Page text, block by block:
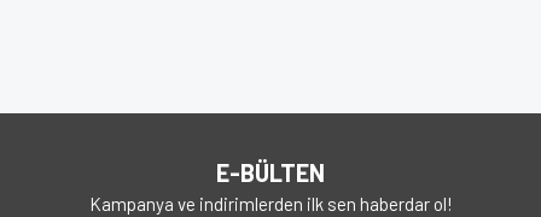
E-BÜLTEN
Kampanya ve indirimlerden ilk sen haberdar ol!